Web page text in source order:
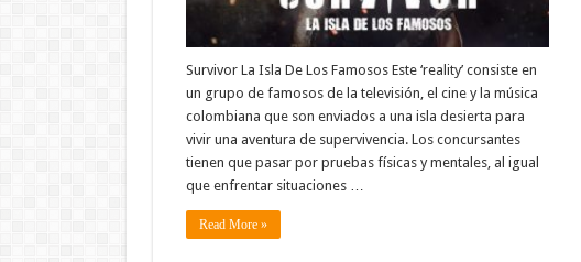
Survivor La Isla De Los Famosos Este ‘reality’ consiste en
un grupo de famosos de la televisión, el cine y la música
colombiana que son enviados a una isla desierta para
vivir una aventura de supervivencia. Los concursantes
tienen que pasar por pruebas físicas y mentales, al igual
que enfrentar situaciones …
Read More »